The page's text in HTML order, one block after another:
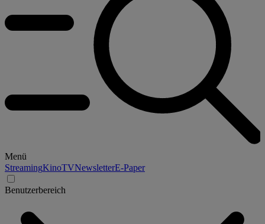
Menü
StreamingKinoTVNewsletterE-Paper
Benutzerbereich